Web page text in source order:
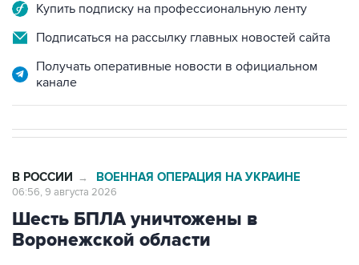
Купить подписку на профессиональную ленту
Подписаться на рассылку главных новостей сайта
Получать оперативные новости в официальном
канале
В РОССИИ → ВОЕННАЯ ОПЕРАЦИЯ НА УКРАИНЕ
06:56, 9 августа 2026
Шесть БПЛА уничтожены в
Воронежской области